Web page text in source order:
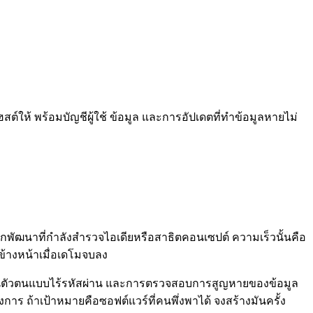
ฮสต์ให้ พร้อมบัญชีผู้ใช้ ข้อมูล และการอัปเดตที่ทำข้อมูลหายไม่
ฒนาที่กำลังสำรวจไอเดียหรือสาธิตคอนเซปต์ ความเร็วนั้นคือ
งหน้าเมื่อเดโมจบลง
ตัวตนแบบไร้รหัสผ่าน และการตรวจสอบการสูญหายของข้อมูล
าร ถ้าเป้าหมายคือซอฟต์แวร์ที่คนพึ่งพาได้ จงสร้างมันครั้ง